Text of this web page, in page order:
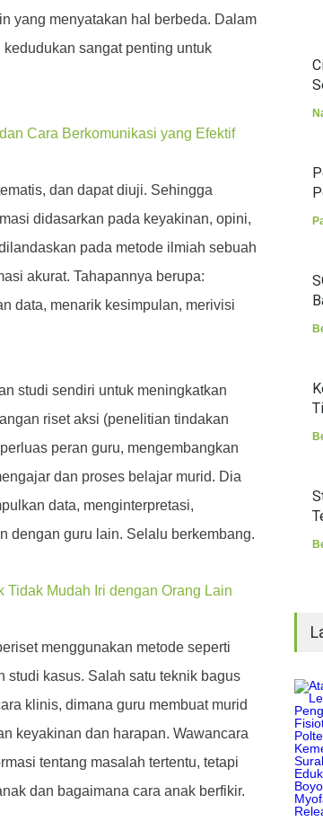
yang menyatakan hal berbeda. Dalam
kedudukan sangat penting untuk
Cara Berkomunikasi yang Efektif
dan dapat diuji. Sehingga
didasarkan pada keyakinan, opini,
pada metode ilmiah sebuah
akurat. Tahapannya berupa:
data, menarik kesimpulan, merivisi
studi sendiri untuk meningkatkan
riset aksi (penelitian tindakan
peran guru, mengembangkan
dan proses belajar murid. Dia
data, menginterpretasi,
dengan guru lain. Selalu berkembang.
Tidak Mudah Iri dengan Orang Lain
menggunakan metode seperti
studi kasus. Salah satu teknik bagus
klinis, dimana guru membuat murid
keyakinan dan harapan. Wawancara
tentang masalah tertentu, tetapi
dan bagaimana cara anak berfikir.